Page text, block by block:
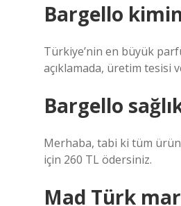
Bargello
Türkiye’nin en büyük
açıklamada, üretim tesisi
Bargello
Merhaba, tabi ki tüm
için 260 TL ödersiniz.
Mad Türk